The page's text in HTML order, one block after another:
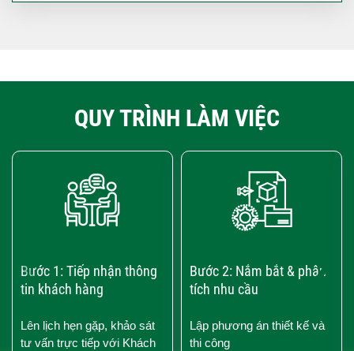
QUY TRÌNH LÀM VIỆC
Bước 1: Tiếp nhận thông
tin khách hàng
Lên lịch hẹn gặp, khảo sát
tư vấn trực tiếp với Khách
Bước 2: Nắm bắt & phân
tích nhu cầu
Lập phương án thiết kế và
thi công
›
‹